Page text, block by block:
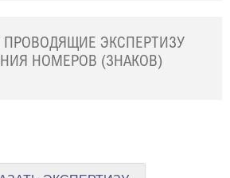
ЭКСПЕРТИЗУ
НОМЕРОВ (ЗНАКОВ)